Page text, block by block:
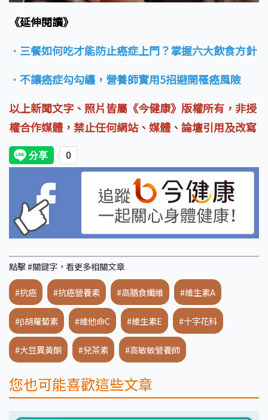
《延伸閱讀》
．三餐如何吃才能防止癌症上門？掌握六大飲食方針
．不讓癌症勾勾纏，營養師實用5招避開罹癌風險
以上新聞文字、照片皆屬《今健康》版權所有，非授
權合作媒體，禁止任何網站、媒體、論壇引用及改寫
點擊 #關鍵字，看更多相關文章
#抗癌 #抗癌營養素 #高膳食纖維 #維生素A
#β胡蘿蔔素 #維他命C #維生素E #十字花科
#大豆異黃酮 #兒茶素 #高敏敏營養師
您也可能喜歡這些文章